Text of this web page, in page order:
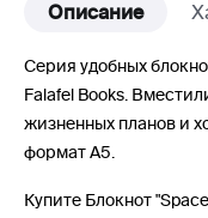
Описание
Серия удобных
Falafel Books.
жизненных планов и
формат А5.
Купите Блокнот